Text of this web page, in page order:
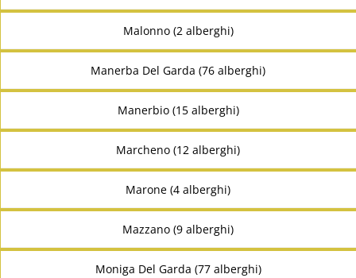
Malonno (2 alberghi)
Manerba Del Garda (76 alberghi)
Manerbio (15 alberghi)
Marcheno (12 alberghi)
Marone (4 alberghi)
Mazzano (9 alberghi)
Moniga Del Garda (77 alberghi)